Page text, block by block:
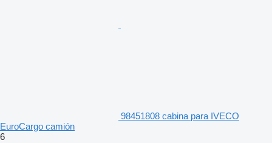
98451808 cabina para IVECO
EuroCargo camión
6